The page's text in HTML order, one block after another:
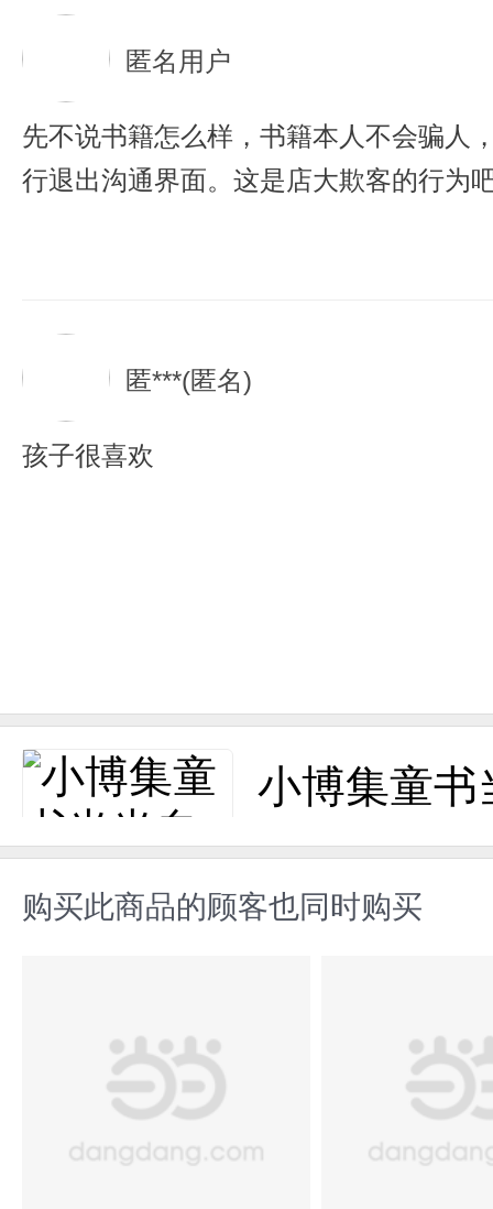
匿名用户
先不说书籍怎么样，书籍本人不会骗人
行退出沟通界面。这是店大欺客的行为
匿***(匿名)
孩子很喜欢
小博集童书
购买此商品的顾客也同时购买